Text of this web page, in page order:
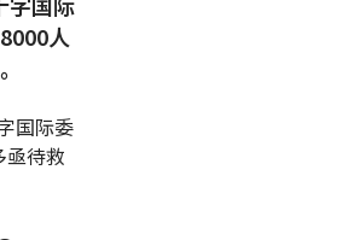
人
国际委
亟待救